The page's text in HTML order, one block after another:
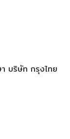
บริษัท กรุงไทย